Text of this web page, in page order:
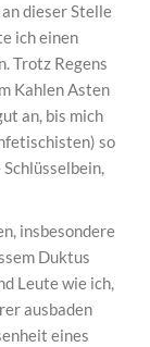
dieser Stelle
ich einen
Trotz Regens
Kahlen Asten
an, bis mich
so
insbesondere
Duktus
Leute wie ich,
ausbaden
eines